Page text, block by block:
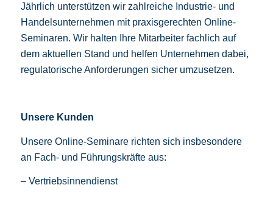
Jährlich unterstützen wir zahlreiche Industrie- und
Handelsunternehmen mit praxisgerechten Online-
Seminaren. Wir halten Ihre Mitarbeiter fachlich auf
dem aktuellen Stand und helfen Unternehmen dabei,
regulatorische Anforderungen sicher umzusetzen.
Unsere Kunden
Unsere Online-Seminare richten sich insbesondere
an Fach- und Führungskräfte aus:
– Vertriebsinnendienst